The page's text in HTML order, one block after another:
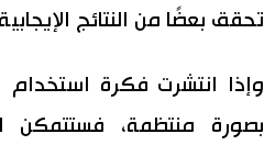
تحقق بعضًا من النتائج
وإذا انتشرت فكرة استخدام
بصورة منتظمة، فستتمكن